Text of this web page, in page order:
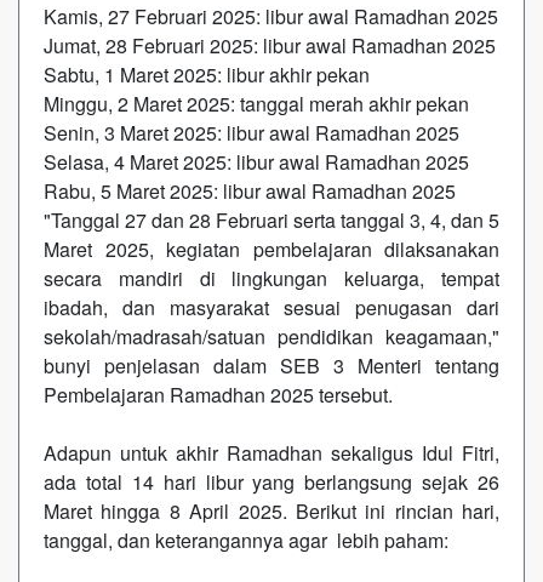
Kamis, 27 Februari 2025: libur awal Ramadhan 2025
Jumat, 28 Februari 2025: libur awal Ramadhan 2025
Sabtu, 1 Maret 2025: libur akhir pekan
Minggu, 2 Maret 2025: tanggal merah akhir pekan
Senin, 3 Maret 2025: libur awal Ramadhan 2025
Selasa, 4 Maret 2025: libur awal Ramadhan 2025
Rabu, 5 Maret 2025: libur awal Ramadhan 2025
"Tanggal 27 dan 28 Februari serta tanggal 3, 4, dan 5
Maret 2025, kegiatan pembelajaran dilaksanakan
secara mandiri di lingkungan keluarga, tempat
ibadah, dan masyarakat sesuai penugasan dari
sekolah/madrasah/satuan pendidikan keagamaan,"
bunyi penjelasan dalam SEB 3 Menteri tentang
Pembelajaran Ramadhan 2025 tersebut.
Adapun untuk akhir Ramadhan sekaligus Idul Fitri,
ada total 14 hari libur yang berlangsung sejak 26
Maret hingga 8 April 2025. Berikut ini rincian hari,
tanggal, dan keterangannya agar lebih paham: